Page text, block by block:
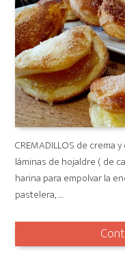
CREMADILLOS de crema
láminas de hojaldre ( de
harina para empolvar la
pastelera, …